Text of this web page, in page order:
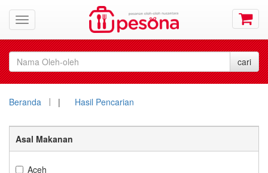
Beranda | Hasil Pencarian
Asal Makanan
Aceh